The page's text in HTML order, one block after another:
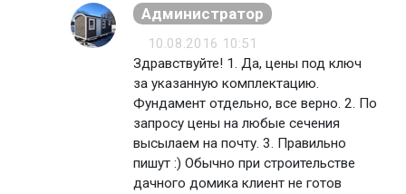
Администратор
10.08.2016 10:51
Здравствуйте! 1. Да, цены под ключ
за указанную комплектацию.
Фундамент отдельно, все верно. 2. По
запросу цены на любые сечения
высылаем на почту. 3. Правильно
пишут :) Обычно при строительстве
дачного домика клиент не готов